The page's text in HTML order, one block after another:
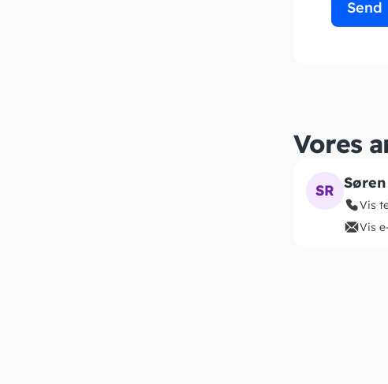
Vores
SR
Vis
Vis